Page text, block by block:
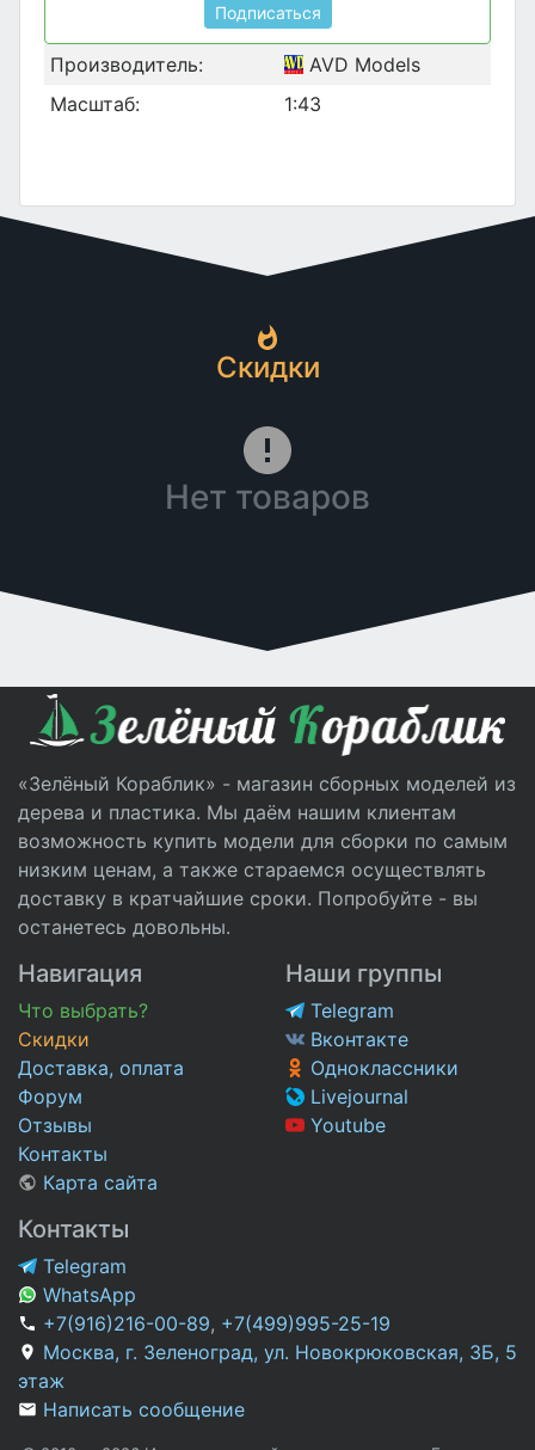
Подписаться
Производитель:
AVD Models
Масштаб:
1:43
Скидки
Нет товаров
«Зелёный Кораблик» - магазин сборных моделей из
дерева и пластика. Мы даём нашим клиентам
возможность купить модели для сборки по самым
низким ценам, а также стараемся осуществлять
доставку в кратчайшие сроки. Попробуйте - вы
останетесь довольны.
Навигация
Что выбрать?
Скидки
Доставка, оплата
Форум
Отзывы
Контакты
Карта сайта
Наши группы
Telegram
Вконтакте
Одноклассники
Livejournal
Youtube
Контакты
Telegram
WhatsApp
+7(916)216-00-89, +7(499)995-25-19
Москва, г. Зеленоград, ул. Новокрюковская, 3Б, 5
этаж
Написать сообщение